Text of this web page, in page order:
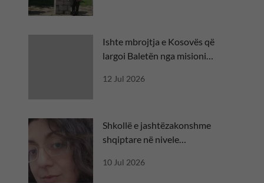
Ishte mbrojtja e Kosovës që
largoi Baletën nga misioni
12 Jul 2026
Shkollë e jashtëzakonshme
shqiptare në nivele
10 Jul 2026